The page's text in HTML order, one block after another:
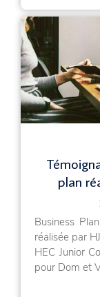
plan
Business
réalisée par
HEC Junior
pour Dom et